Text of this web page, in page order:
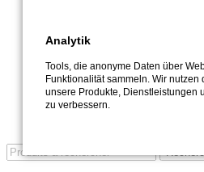
Pompes
Nouvelles
Instructions pour
Durabilité
Contactez-nous
Newsletter
Analytik
Tools, die anonyme Daten über
Funktionalität sammeln. Wir nutzen
unsere Produkte, Dienstleistungen
zu verbessern.